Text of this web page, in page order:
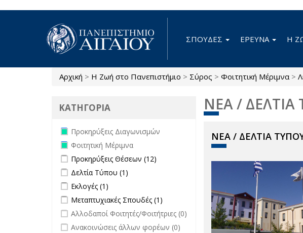
ΣΠΟΥΔΕΣ ΕΡΕΥΝΑ Η
Είστε εδώ
Αρχική > Η Ζωή στο Πανεπιστήμιο > Σύρος > Φοιτητική Μέριμνα >
ΝΕΑ /
ΝΕΑ / ΔΕΛΤΙΑ
ΚΑΤΗΓΟΡΙΑ
Remove Προκηρύξεις Διαγωνισμών
filter
Προκηρύξεις Διαγωνισμών
Remove Φοιτητική Μέριμνα filter
Φοιτητική Μέριμνα
Apply Προκηρύξεις Θέσεων filter
Προκηρύξεις Θέσεων (12)
Apply Δελτία Τύπου filter
Δελτία Τύπου (1)
Apply Εκλογές filter
Εκλογές (1)
Apply Μεταπτυχιακές Σπουδές filter
Μεταπτυχιακές Σπουδές (1)
Μεταπτυχιακές
Σπουδές filter
undefined
Αλλοδαποί Φοιτητές/Φοιτήτριες (0)
undefined
Ανακοινώσεις άλλων φορέων (0)